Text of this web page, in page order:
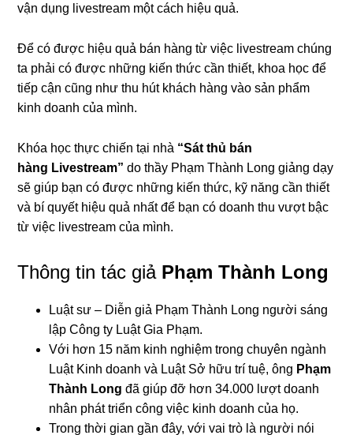
vận dụng livestream một cách hiệu quả.
Để có được hiệu quả bán hàng từ việc livestream chúng
ta phải có được những kiến thức cần thiết, khoa học để
tiếp cận cũng như thu hút khách hàng vào sản phẩm
kinh doanh của mình.
Khóa học thực chiến tại nhà “Sát thủ bán
hàng Livestream”do thầy Phạm Thành Long giảng dạy
sẽ giúp bạn có được những kiến thức, kỹ năng cần thiết
và bí quyết hiệu quả nhất để bạn có doanh thu vượt bậc
từ việc livestream của mình.
Thông tin tác giả Phạm Thành Long
Luật sư – Diễn giả Phạm Thành Long người sáng
lập Công ty Luật Gia Phạm.
Với hơn 15 năm kinh nghiệm trong chuyên ngành
Luật Kinh doanh và Luật Sở hữu trí tuệ, ông Phạm
Thành Long đã giúp đỡ hơn 34.000 lượt doanh
nhân phát triển công việc kinh doanh của họ.
Trong thời gian gần đây, với vai trò là người nói